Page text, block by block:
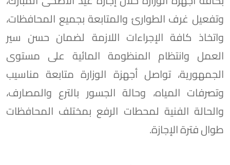
وتفعيل غرف الطوارئ والمتابعة بجميع المحافظات،
واتخاذ كافة الإجراءات اللازمة لضمان حسن سير
العمل وانتظام المنظومة المائية على مستوى
الجمهورية، تواصل أجهزة الوزارة متابعة مناسيب
وتصرفات المياه، وحالة الجسور بالترع والمصارف،
والحالة الفنية لمحطات الرفع بمختلف المحافظات
طوال فترة الإجازة.